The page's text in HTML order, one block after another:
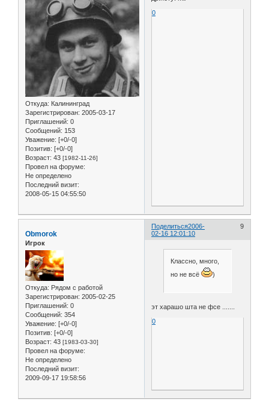
Откуда: Калининград
Зарегистрирован: 2005-03-17
Приглашений: 0
Сообщений: 153
Уважение: [+0/-0]
Позитив: [+0/-0]
Возраст: 43 [1982-11-26]
Провел на форуме:
Не определено
Последний визит:
2008-05-15 04:55:50
0
Поделиться 9
2006-
02-16 12:01:10
Obmorok
Игрок
Откуда: Рядом с работой
Зарегистрирован: 2005-02-25
Приглашений: 0
Сообщений: 354
Уважение: [+0/-0]
Позитив: [+0/-0]
Возраст: 43 [1983-03-30]
Провел на форуме:
Не определено
Последний визит:
2009-09-17 19:58:56
Классно, много,
но не всё
)
эт харашо шта не фсе .......
0